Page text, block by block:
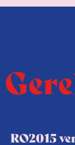
RO2015